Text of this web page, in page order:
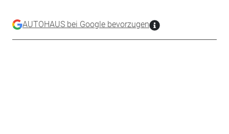
AUTOHAUS bei Google bevorzugen